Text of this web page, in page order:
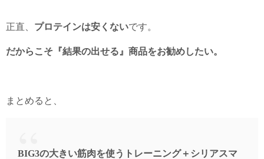
正直、 プロテインは安くないです。
だからこそ『結果の出せる』商品をお勧めしたい。
まとめると、
BIG3の大きい筋肉を使うトレーニング＋シリアスマ